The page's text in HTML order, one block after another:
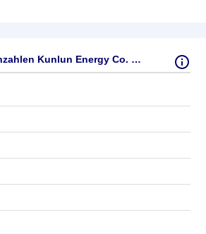
Fundamentale Kennzahlen Kunlun Energy Co. Ltd.